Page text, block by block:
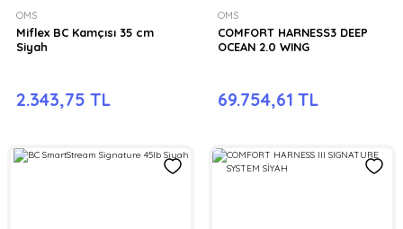
OMS
Miflex BC Kamçısı 35 cm
Siyah
2.343,75 TL
OMS
COMFORT HARNESS3 DEEP
OCEAN 2.0 WING
69.754,61 TL